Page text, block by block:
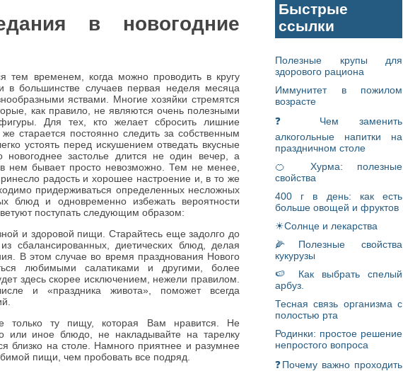
в новогодние
тем временем, когда можно проводить в кругу
в большинстве случаев первая неделя месяца
яствами. Многие хозяйки стремятся
как правило, не являются очень полезными
Для тех, кто желает сбросить лишние
старается постоянно следить за собственным
устоять перед искушением отведать вкусные
застолье длится не один вечер, а
в нем бывает просто невозможно. Тем не менее,
радость и хорошее настроение и, в то же
придерживаться определенных несложных
блюд и одновременно избежать вероятности
поступать следующим образом:
и здоровой пищи. Старайтесь еще задолго до
сбалансированных, диетических блюд, делая
В этом случае во время празднования Нового
любимыми салатиками и другими, более
здесь скорее исключением, нежели правилом.
и «праздника живота», поможет всегда
только ту пищу, которая Вам нравится. Не
или иное блюдо, не накладывайте на тарелку
близко на столе. Намного приятнее и разумнее
пищи, чем пробовать все подряд.
Быстрые
ссылки
Полезные крупы для
здорового рациона
Иммунитет в пожилом
возрасте
❓ Чем заменить
алкогольные напитки на
праздничном столе
🍊 Хурма: полезные
свойства
400 г в день: как есть
больше овощей и фруктов
☀Солнце и лекарства
🌽Полезные свойства
кукурузы
🍉 Как выбрать спелый
арбуз.
Тесная связь организма с
полостью рта
Родинки: простое решение
непростого вопроса
❓Почему важно проходить